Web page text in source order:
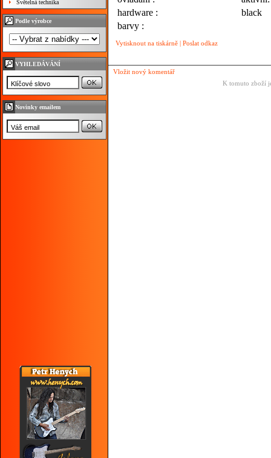
Světelná technika
Podle výrobce
VYHLEDÁVÁNÍ
Novinky emailem
hardware :
black
barvy :
Vytisknout na tiskárně | Poslat odkaz
Vložit nový komentář
K tomuto zboží